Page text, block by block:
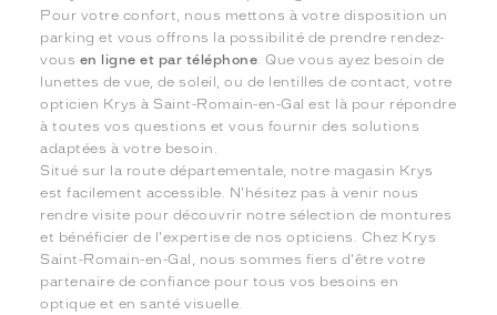
Pour votre confort, nous mettons à votre disposition un
parking et vous offrons la possibilité de prendre rendez-
vous en ligne et par téléphone . Que vous ayez besoin de
lunettes de vue, de soleil, ou de lentilles de contact, votre
opticien Krys à Saint-Romain-en-Gal est là pour répondre
à toutes vos questions et vous fournir des solutions
adaptées à votre besoin.
Situé sur la route départementale, notre magasin Krys
est facilement accessible. N'hésitez pas à venir nous
rendre visite pour découvrir notre sélection de montures
et bénéficier de l'expertise de nos opticiens. Chez Krys
Saint-Romain-en-Gal, nous sommes fiers d'être votre
partenaire de confiance pour tous vos besoins en
optique et en santé visuelle.